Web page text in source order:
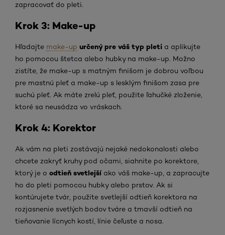
zapracovať do pleti.
Krok 3: Make-up
Hľadajte make-up určený pre váš typ pleti a aplikujte
ho pomocou štetca alebo hubky na make-up. Možno
zistíte, že make-up s matným finišom je dobrou voľbou
pre mastnú pleť a make-up s lesklým finišom zasa pre
suchú pleť. Ak máte zrelú pleť, použite ľahučké zloženie,
ktoré sa neusádza vo vráskach.
Krok 4: Korektor
Ak vám na pleti zostávajú nejaké nedokonalosti alebo
chcete zakryť kruhy pod očami, siahnite po korektore,
ktorý je o odtieň svetlejší ako váš make-up, a zapracujte
ho do pleti pomocou hubky alebo prstov. Ak si
kontúrujete tvár, použite svetlejší odtieň korektora na
rozjasnenie svetlých bodov tváre a tmavší odtieň na
tieňovanie lícnych kostí, línie čeľuste a nosa.